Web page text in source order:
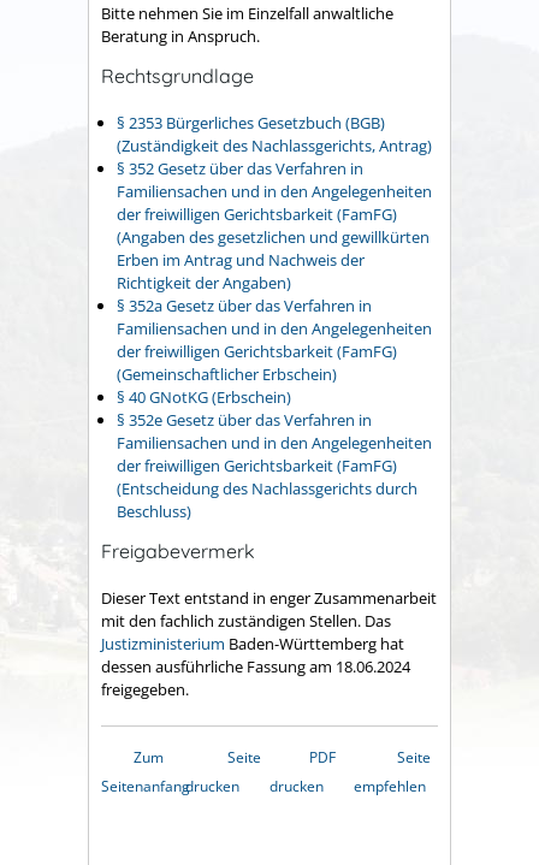
Bitte nehmen Sie im Einzelfall anwaltliche
Beratung in Anspruch.
Rechtsgrundlage
§ 2353 Bürgerliches Gesetzbuch (BGB)
(Zuständigkeit des Nachlassgerichts, Antrag)
§ 352 Gesetz über das Verfahren in
Familiensachen und in den Angelegenheiten
der freiwilligen Gerichtsbarkeit (FamFG)
(Angaben des gesetzlichen und gewillkürten
Erben im Antrag und Nachweis der
Richtigkeit der Angaben)
§ 352a Gesetz über das Verfahren in
Familiensachen und in den Angelegenheiten
der freiwilligen Gerichtsbarkeit (FamFG)
(Gemeinschaftlicher Erbschein)
§ 40 GNotKG (Erbschein)
§ 352e Gesetz über das Verfahren in
Familiensachen und in den Angelegenheiten
der freiwilligen Gerichtsbarkeit (FamFG)
(Entscheidung des Nachlassgerichts durch
Beschluss)
Freigabevermerk
Dieser Text entstand in enger Zusammenarbeit
mit den fachlich zuständigen Stellen. Das
Justizministerium Baden-Württemberg hat
dessen ausführliche Fassung am 18.06.2024
freigegeben.
Zum
Seitenanfang
Seite
drucken
PDF
drucken
Seite
empfehlen